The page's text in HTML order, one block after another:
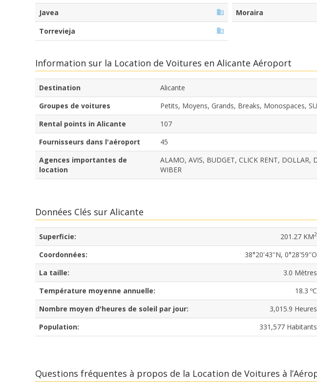
Javea
Moraira
Torrevieja
Information sur la Location de Voitures en Alicante Aéroport
Destination
Alicante
Groupes de voitures
Petits, Moyens, Grands, Breaks, Monospaces,
Rental points in Alicante
107
Fournisseurs dans l'aéroport
45
Agences importantes de
location
ALAMO, AVIS, BUDGET, CLICK RENT, DOLLAR,
WIBER
Données Clés sur Alicante
Superficie: 201.27 KM2
Coordonnées:
38°20'43''N, 0°28'59''O
La taille:
3.0 Mètres
Température moyenne annuelle:
18.3 ºC
Nombre moyen d'heures de soleil par jour:
3,015.9 Heures
Population:
331,577 Habitants
Questions fréquentes à propos de la Location de Voitures à